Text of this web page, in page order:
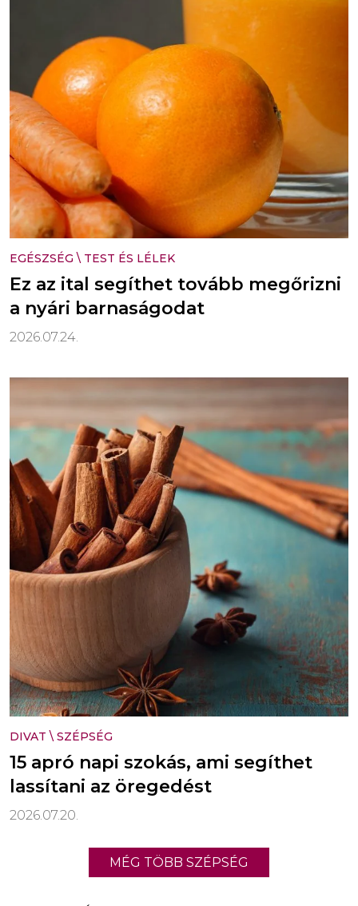
EGÉSZSÉG \ TEST ÉS LÉLEK
Ez az ital segíthet tovább megőrizni
a nyári barnaságodat
2026.07.24.
DIVAT \ SZÉPSÉG
15 apró napi szokás, ami segíthet
lassítani az öregedést
2026.07.20.
MÉG TÖBB SZÉPSÉG